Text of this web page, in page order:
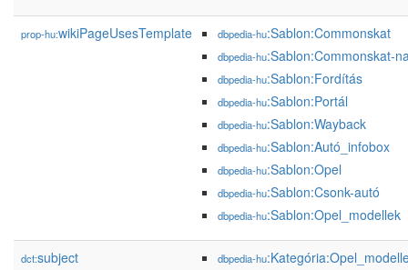
prop-hu:wikiPageUsesTemplate dbpedia-hu:Sablon:Commonskat
dbpedia-hu:Sablon:Commonskat-
dbpedia-hu:Sablon:Fordítás
dbpedia-hu:Sablon:Portál
dbpedia-hu:Sablon:Wayback
dbpedia-hu:Sablon:Autó_infobox
dbpedia-hu:Sablon:Opel
dbpedia-hu:Sablon:Csonk-autó
dbpedia-hu:Sablon:Opel_modellek
dct:subject dbpedia-hu